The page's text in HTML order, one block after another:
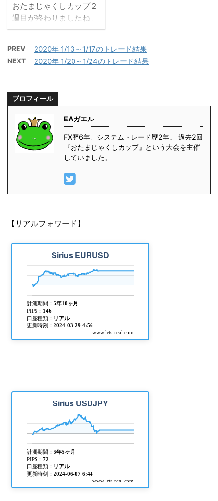
う！ トップ３（3月8日
現在） 現時点でのトップ
ません。連絡いただけれ
ば修正いたします。 トッ
¥166,800 僕のちっぽけ
なFX生活 さんが、とて
も便 ...
もさん
(@kitsu_nemo)10,000円
おたまじゃくしカップ２
週目が終わりましたね。
今週は、順位変動が多く
したが、やはり色々あり
ましたね。では、さっそ
現時点でのトップ３で
ん。連絡いただければ修
正いたします。 トップ３
きつねも
(@kitsu_nemo)
ストレ (@tradermanfx)
¥128,235 自動売買がん
¥123,186 僕のちっぽけ
PREV 2020年 1/13～1/17のトレード結果
NEXT 2020年 1/20～1/24のトレード結果
プロフィール
EAガエル
FX歴6年、システムトレード歴2年。 過去2回
『おたまじゃくしカップ』という大会を主催
していました。
【リアルフォワード】